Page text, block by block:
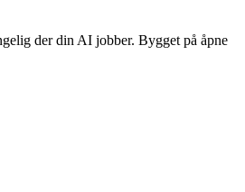
der din AI jobber. Bygget på åpne